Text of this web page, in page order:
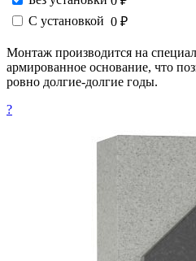
С установкой 0 ₽
Монтаж производится на
армированное основание, что
ровно долгие-долгие годы.
?